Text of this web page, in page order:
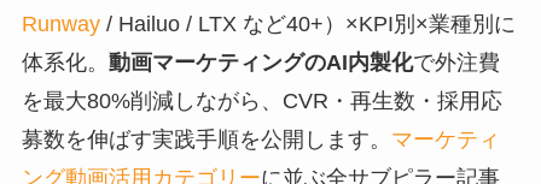
Runway/ Hailuo / LTX など40+）×KPI別×業種別に
体系化。 動画マーケティングのAI内製化で外注費
を最大80%削減しながら、CVR・再生数・採用応
募数を伸ばす実践手順を公開します。 マーケティ
ング動画活用カテゴリーに並ぶ全サブピラー記事